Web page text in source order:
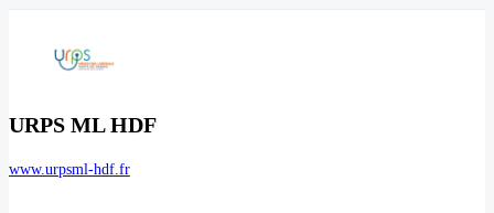
URPS ML HDF
www.urpsml-hdf.fr